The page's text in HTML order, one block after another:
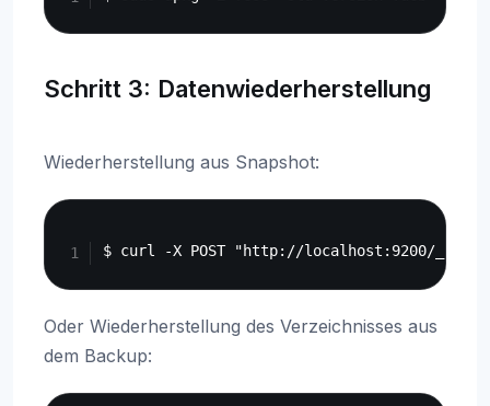
Schritt 3: Datenwiederherstellung
Wiederherstellung aus Snapshot:
Oder Wiederherstellung des Verzeichnisses aus
dem Backup: